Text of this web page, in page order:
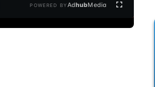
POWERED BYAdhubMedia